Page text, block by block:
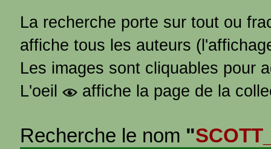
La recherche porte sur tout ou
affiche tous les auteurs
Les images sont cliquables pour
L'oeil
affiche la page de la
Recherche le nom "